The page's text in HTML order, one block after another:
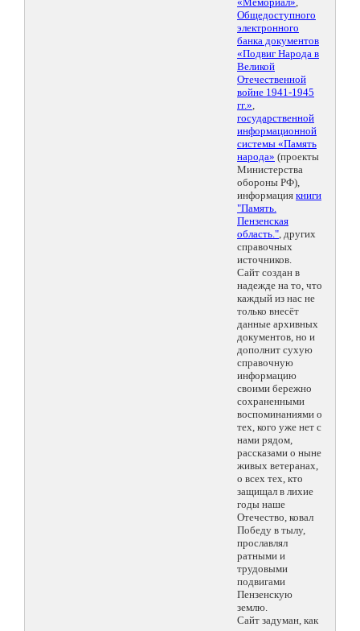
Общедоступного
электронного
банка документов
«Подвиг Народа в
Великой
Отечественной
войне 1941-1945
гг.»,
государственной
информационной
системы «Память
народа» (проекты
Министерства
обороны РФ),
информация книги
"Память.
Пензенская
область.", других
справочных
источников.
Сайт создан в
надежде на то, что
каждый из нас не
только внесёт
данные архивных
документов, но и
дополнит сухую
справочную
информацию
своими бережно
сохраненными
воспоминаниями о
тех, кого уже нет с
нами рядом,
рассказами о ныне
живых ветеранах,
о всех тех, кто
защищал в лихие
годы наше
Отечество, ковал
Победу в тылу,
прославлял
ратными и
трудовыми
подвигами
Пензенскую
землю.
Сайт задуман, как